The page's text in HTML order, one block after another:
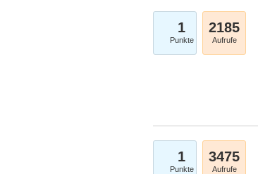
1
Punkte
2185
Aufrufe
1
Punkte
3475
Aufrufe